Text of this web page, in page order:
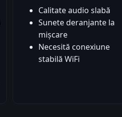
Calitate audio slabă
Sunete deranjante la
mișcare
Necesită conexiune
stabilă WiFi